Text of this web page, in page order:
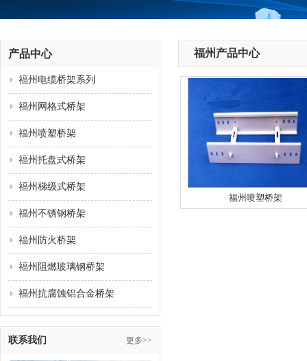
产品中心
福州电缆桥架系列
福州网格式桥架
福州喷塑桥架
福州托盘式桥架
福州梯级式桥架
福州不锈钢桥架
福州防火桥架
福州阻燃玻璃钢桥架
福州抗腐蚀铝合金桥架
联系我们 更多>>
福州产品中心
福州喷塑桥架